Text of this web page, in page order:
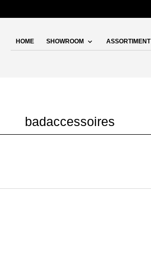
HOME SHOWROOM ASSORTIMENT
badaccessoires